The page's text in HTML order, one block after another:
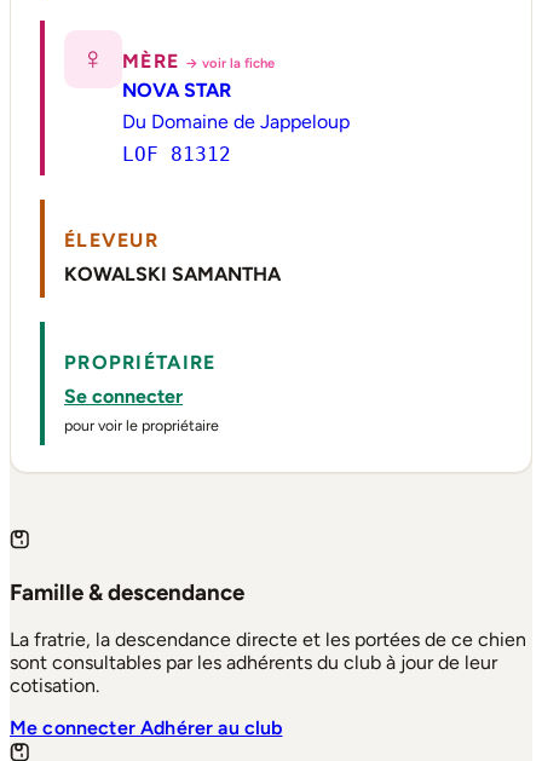
♀ MÈRE → voir la fiche
NOVA STAR
Du Domaine de Jappeloup
LOF 81312
ÉLEVEUR
KOWALSKI SAMANTHA
PROPRIÉTAIRE
Se connecter
pour voir le propriétaire
Famille & descendance
La fratrie, la descendance directe et les portées de ce chien
sont consultables par les adhérents du club à jour de leur
cotisation.
Me connecterAdhérer au club